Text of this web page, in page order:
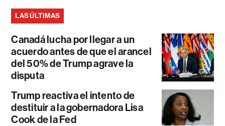
LAS ÚLTIMAS
Canadá lucha por llegar a un
acuerdo antes de que el arancel
del 50% de Trump agrave la
disputa
Trump reactiva el intento de
destituir a la gobernadora Lisa
Cook de la Fed